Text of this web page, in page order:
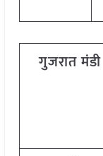
गुजरातमंडी